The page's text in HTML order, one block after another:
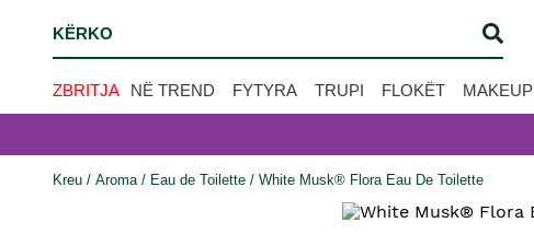
ZBRITJA NË TREND FYTYRA TRUPI FLOKËT MAKEUP
Kreu / Aroma/ Eau de Toilette / White Musk® Flora Eau De Toilette